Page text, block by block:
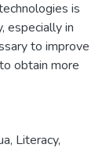
is
especially in
to improve
obtain more
, Literacy,